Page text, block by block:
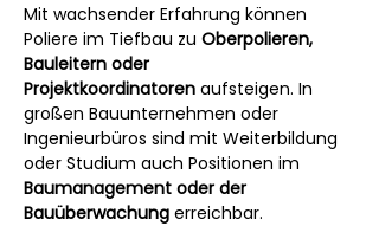
Mit wachsender Erfahrung können
Poliere im Tiefbau zu Oberpolieren,
Bauleitern oder
Projektkoordinatoren aufsteigen. In
großen Bauunternehmen oder
Ingenieurbüros sind mit Weiterbildung
oder Studium auch Positionen im
Baumanagement oder der
Bauüberwachung erreichbar.